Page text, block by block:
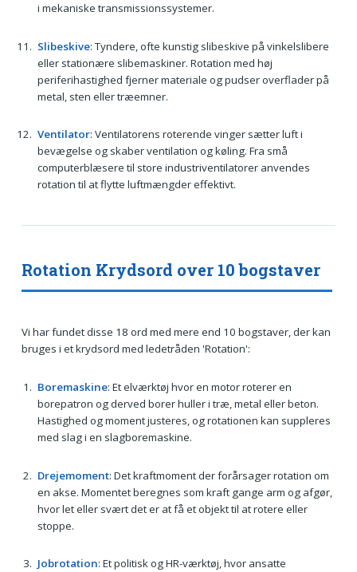
i mekaniske transmissionssystemer.
Slibeskive: Tyndere, ofte kunstig slibeskive på vinkelslibere
eller stationære slibemaskiner. Rotation med høj
periferihastighed fjerner materiale og pudser overflader på
metal, sten eller træemner.
Ventilator: Ventilatorens roterende vinger sætter luft i
bevægelse og skaber ventilation og køling. Fra små
computerblæsere til store industriventilatorer anvendes
rotation til at flytte luftmængder effektivt.
Rotation Krydsord over 10 bogstaver
Vi har fundet disse 18 ord med mere end 10 bogstaver, der kan
bruges i et krydsord med ledetråden 'Rotation':
Boremaskine: Et elværktøj hvor en motor roterer en
borepatron og derved borer huller i træ, metal eller beton.
Hastighed og moment justeres, og rotationen kan suppleres
med slag i en slagboremaskine.
Drejemoment: Det kraftmoment der forårsager rotation om
en akse. Momentet beregnes som kraft gange arm og afgør,
hvor let eller svært det er at få et objekt til at rotere eller
stoppe.
Jobrotation: Et politisk og HR-værktøj, hvor ansatte